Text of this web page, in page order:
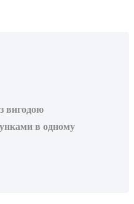
вигодою
в одному